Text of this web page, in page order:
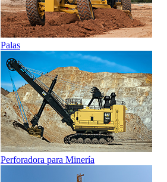
Palas
Perforadora para Minería